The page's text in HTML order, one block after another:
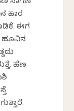
ಸಾಗಣೆ
ಹಾರ
ಈಗ
ಹೂವಿನ
ಹೆಣ